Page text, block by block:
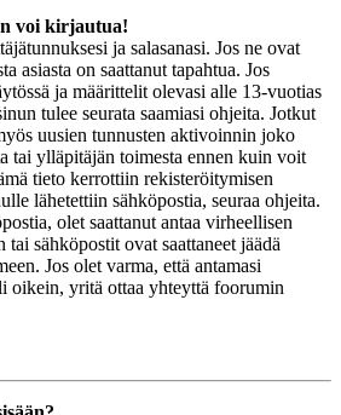
voi kirjautua!
ja salasanasi. Jos ne ovat
asiasta on saattanut tapahtua. Jos
ja määrittelit olevasi alle 13-vuotias
tulee seurata saamiasi ohjeita. Jotkut
uusien tunnusten aktivoinnin joko
tai ylläpitäjän toimesta ennen kuin voit
tieto kerrottiin rekisteröitymisen
lähetettiin sähköpostia, seuraa ohjeita.
olet saattanut antaa virheellisen
tai sähköpostit ovat saattaneet jäädä
Jos olet varma, että antamasi
oikein, yritä ottaa yhteyttä foorumin